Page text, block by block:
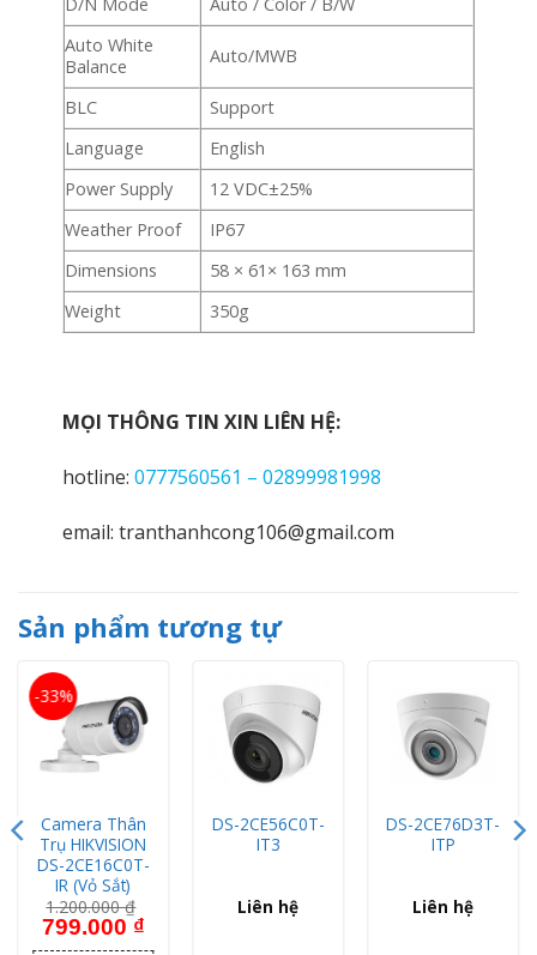
D/N Mode
Auto / Color / B/W
Auto White
Balance
Auto/MWB
BLC
Support
Language
English
Power Supply
12 VDC±25%
Weather Proof
IP67
Dimensions
58 × 61× 163 mm
Weight
350g
MỌI THÔNG TIN XIN LIÊN HỆ:
hotline: 0777560561 – 02899981998
email: tranthanhcong106@gmail.com
Sản phẩm tương tự
-33%
Camera Thân
Trụ HIKVISION
DS-2CE16C0T-
IR (Vỏ Sắt)
1.200.000₫
Giá gốc là: 1.200.000 ₫.
799.000 ₫Giá hiện tại là: 799.000 ₫.
DS-2CE56C0T-
IT3
Liên hệ
DS-2CE76D3T-
ITP
Liên hệ